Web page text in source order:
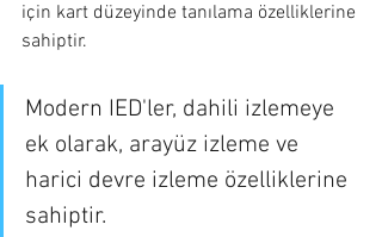
için kart düzeyinde tanılama özelliklerine
sahiptir.
Modern IED'ler, dahili izlemeye
ek olarak, arayüz izleme ve
harici devre izleme özelliklerine
sahiptir.